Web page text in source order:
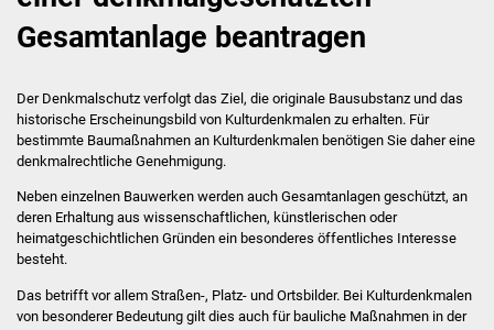
Behördenwegweiser
Kontakt
Veröffentlichungen
Ortsrecht
FNP / Bebauungspläne
Gesamtanlage beantragen
Der Denkmalschutz verfolgt das Ziel, die originale Bausubstanz und das
historische Erscheinungsbild von Kulturdenkmalen zu erhalten. Für
bestimmte Baumaßnahmen an Kulturdenkmalen benötigen Sie daher eine
denkmalrechtliche Genehmigung.
Neben einzelnen Bauwerken werden auch Gesamtanlagen geschützt, an
deren Erhaltung aus wissenschaftlichen, künstlerischen oder
heimatgeschichtlichen Gründen ein besonderes öffentliches Interesse
besteht.
Das betrifft vor allem Straßen-, Platz- und Ortsbilder. Bei Kulturdenkmalen
von besonderer Bedeutung gilt dies auch für bauliche Maßnahmen in der